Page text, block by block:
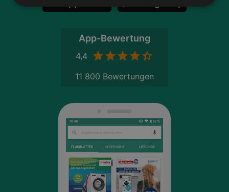
App-Bewertung
4,4
11 800 Bewertungen